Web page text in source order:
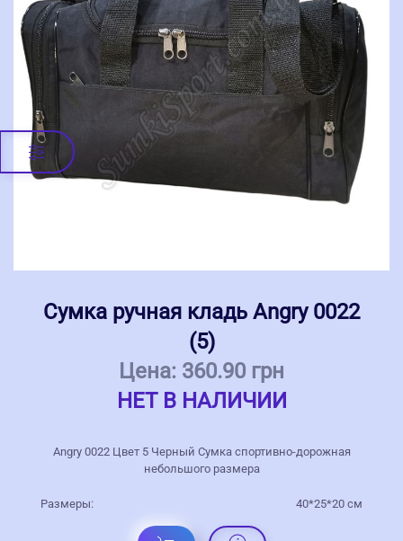
Сумка ручная кладь Angry 0022
(5)
Цена: 360.90 грн
НЕТ В НАЛИЧИИ
Angry 0022 Цвет 5 Черный Сумка спортивно-дорожная
небольшого размера
Размеры: 40*25*20 см